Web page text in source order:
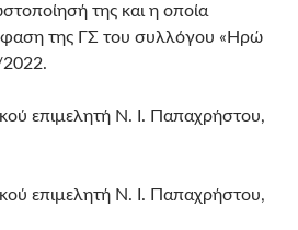
της και η οποία
της ΓΣ του συλλόγου «Ηρώ
επιμελητή Ν. Ι. Παπαχρήστου,
επιμελητή Ν. Ι. Παπαχρήστου,